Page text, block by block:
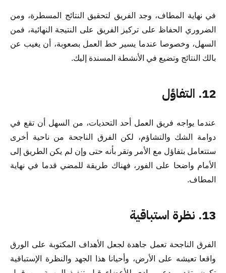
في نهاية المطاف، وجد الفريق لتحقيق النتائج المسطرة، ومن
الضروري الحفاظ على تركيز الفريق على النتيجة النهائية، فمن
السهل، وخصوصا عندما يسير خط العمل بصعوبة، أن يغيب عن
بالك النتائج وتضيع في الأنشطة المسندة إليك.
12. التفاؤل
عندما يواجه فريق العمل أحد التحديات، من السهل أن تقع في
دوامة الشك والتشاؤم، لكن الفرق الناجحة من ناحية أخرى
ستتعامل بتفاؤل مع الأمر وتقر بأنه حتى وإن لم يكن الطريق إلى
الأمام واضحا على الفور، فهناك طريقة للمضي قدما في نهاية
المطاف.
13. نظرة استباقية
الفرق الناجحة تعمل جاهدة لجعل الأهداف المكتوبة على الورق
واقعا تعيشه على الأرض، وأحيانا هذا الجهد والنظرة الإستباقية